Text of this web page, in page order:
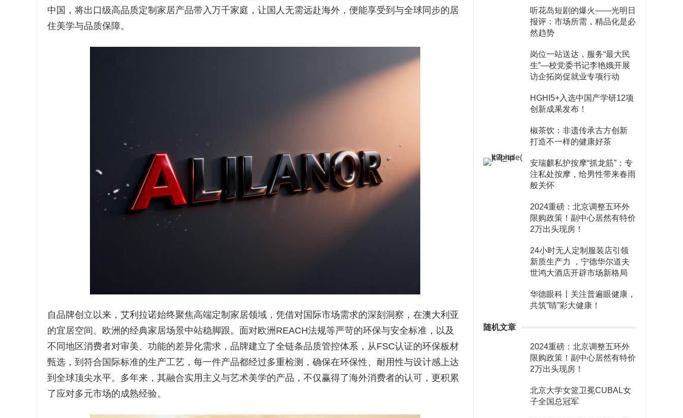
中国，将出口级高品质定制家居产品带入万千家庭，让国人无需远赴海外，便能享受到与全球同步的居
住美学与品质保障。
自品牌创立以来，艾利拉诺始终聚焦高端定制家居领域，凭借对国际市场需求的深刻洞察，在澳大利亚
的宜居空间、欧洲的经典家居场景中站稳脚跟。面对欧洲REACH法规等严苛的环保与安全标准，以及
不同地区消费者对审美、功能的差异化需求，品牌建立了全链条品质管控体系，从FSC认证的环保板材
甄选，到符合国际标准的生产工艺，每一件产品都经过多重检测，确保在环保性、耐用性与设计感上达
到全球顶尖水平。多年来，其融合实用主义与艺术美学的产品，不仅赢得了海外消费者的认可，更积累
了应对多元市场的成熟经验。
听花岛短剧的爆火——光明日
报评：市场所需，精品化是必
然趋势
岗位一站送达，服务“最大民
生”—校党委书记李艳娥开展
访企拓岗促就业专项行动
HGHI5+入选中国产学研12项
创新成果发布！
椒茶饮：非遗传承古方创新
打造不一样的健康好茶
安瑞麒私护按摩“抓龙筋”：专
注私处按摩，给男性带来春雨
般关怀
2024重磅：北京调整五环外
限购政策！副中心居然有特价
2万出头现房！
24小时无人定制服装店引领
新质生产力 ，宁德华尔道夫
世鸿大酒店开辟市场新格局
华德眼科丨关注普遍眼健康，
共筑”睛”彩大健康！
随机文章
2024重磅：北京调整五环外
限购政策！副中心居然有特价
2万出头现房！
北京大学女篮卫冕CUBAL女
子全国总冠军